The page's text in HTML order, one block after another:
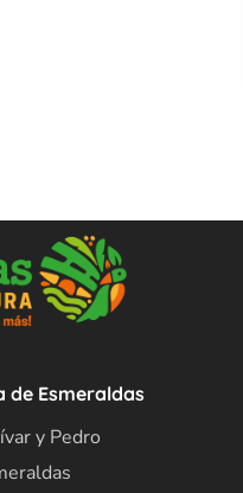
de Esmeraldas
y Pedro